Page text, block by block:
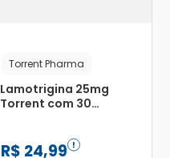
Torrent Pharma
Lamotrigina 25mg
Torrent com 30
R$ 24,99